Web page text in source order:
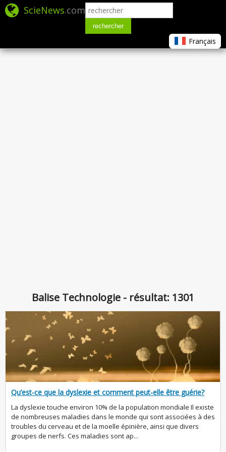
ScieNews.com
rechercher
Français
Balise Technologie - résultat: 1301
Qu’est-ce que la dyslexie et comment peut-elle être guérie?
La dyslexie touche environ 10% de la population mondiale Il existe
de nombreuses maladies dans le monde qui sont associées à des
troubles du cerveau et de la moelle épinière, ainsi que divers
groupes de nerfs. Ces maladies sont ap...